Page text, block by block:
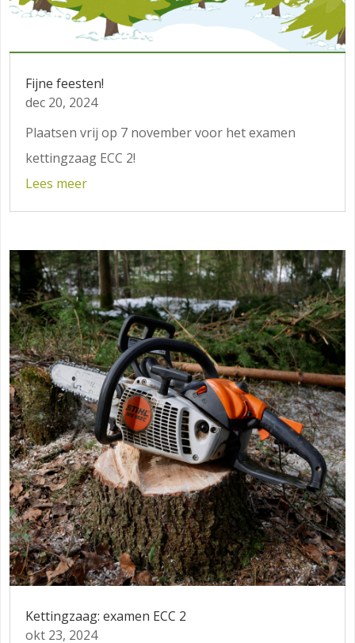
Fijne feesten!
dec 20, 2024
Plaatsen vrij op 7 november voor het examen
kettingzaag ECC 2!
Lees meer
Kettingzaag: examen ECC 2
okt 23, 2024